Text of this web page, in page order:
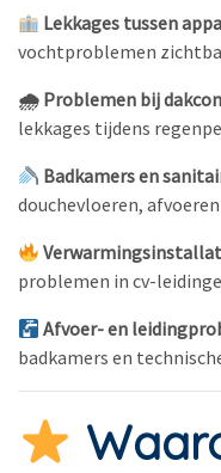
Lekkages tussen
vochtproblemen
🌧 Problemen bij
lekkages tijdens
Badkamers en
douchevloeren,
problemen in cv-
Afvoer- en
badkamers en